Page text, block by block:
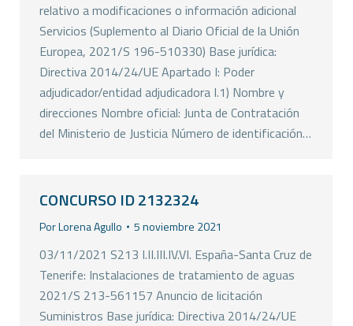
relativo a modificaciones o información adicional
Servicios (Suplemento al Diario Oficial de la Unión
Europea, 2021/S 196-510330) Base jurídica:
Directiva 2014/24/UE Apartado I: Poder
adjudicador/entidad adjudicadora I.1) Nombre y
direcciones Nombre oficial: Junta de Contratación
del Ministerio de Justicia Número de identificación…
CONCURSO ID 2132324
PorLorena Agullo 5 noviembre 2021
03/11/2021 S213 I.II.III.IV.VI. España-Santa Cruz de
Tenerife: Instalaciones de tratamiento de aguas
2021/S 213-561157 Anuncio de licitación
Suministros Base jurídica: Directiva 2014/24/UE